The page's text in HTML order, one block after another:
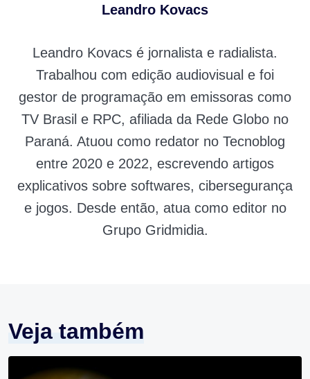
Leandro Kovacs
Leandro Kovacs é jornalista e radialista.
Trabalhou com edição audiovisual e foi
gestor de programação em emissoras como
TV Brasil e RPC, afiliada da Rede Globo no
Paraná. Atuou como redator no Tecnoblog
entre 2020 e 2022, escrevendo artigos
explicativos sobre softwares, cibersegurança
e jogos. Desde então, atua como editor no
Grupo Gridmidia.
Veja também